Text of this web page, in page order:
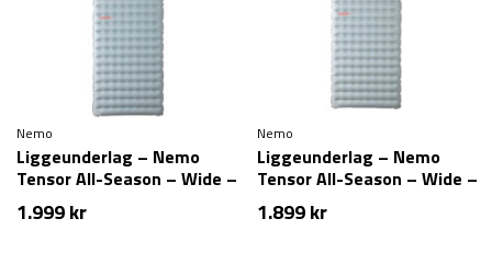
Nemo
Liggeunderlag – Nemo
Tensor All-Season – Wide –
Long
1.999kr
Nemo
Liggeunderlag – Nemo
Tensor All-Season – Wide –
Regular
1.899kr